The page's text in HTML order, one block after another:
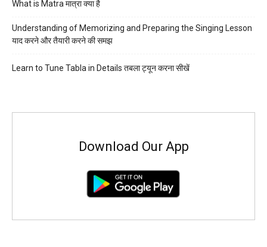
What is Matra मात्रा क्या है
Understanding of Memorizing and Preparing the Singing Lesson
याद करने और तैयारी करने की समझ
Learn to Tune Tabla in Details तबला ट्यून करना सीखें
Download Our App